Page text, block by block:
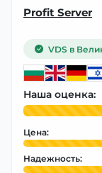
Profit Server
VDS в
Наша оценка:
Цена:
Надежность: